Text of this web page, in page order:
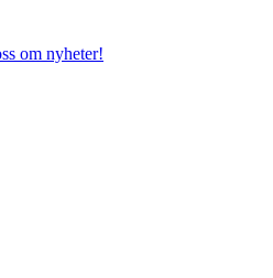
om nyheter!